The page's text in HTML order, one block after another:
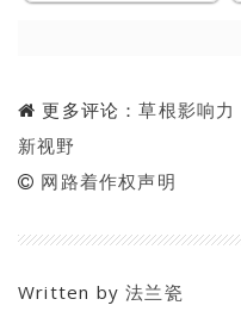
更多评论：草根影响力
新视野
网路着作权声明
Written by法兰瓷